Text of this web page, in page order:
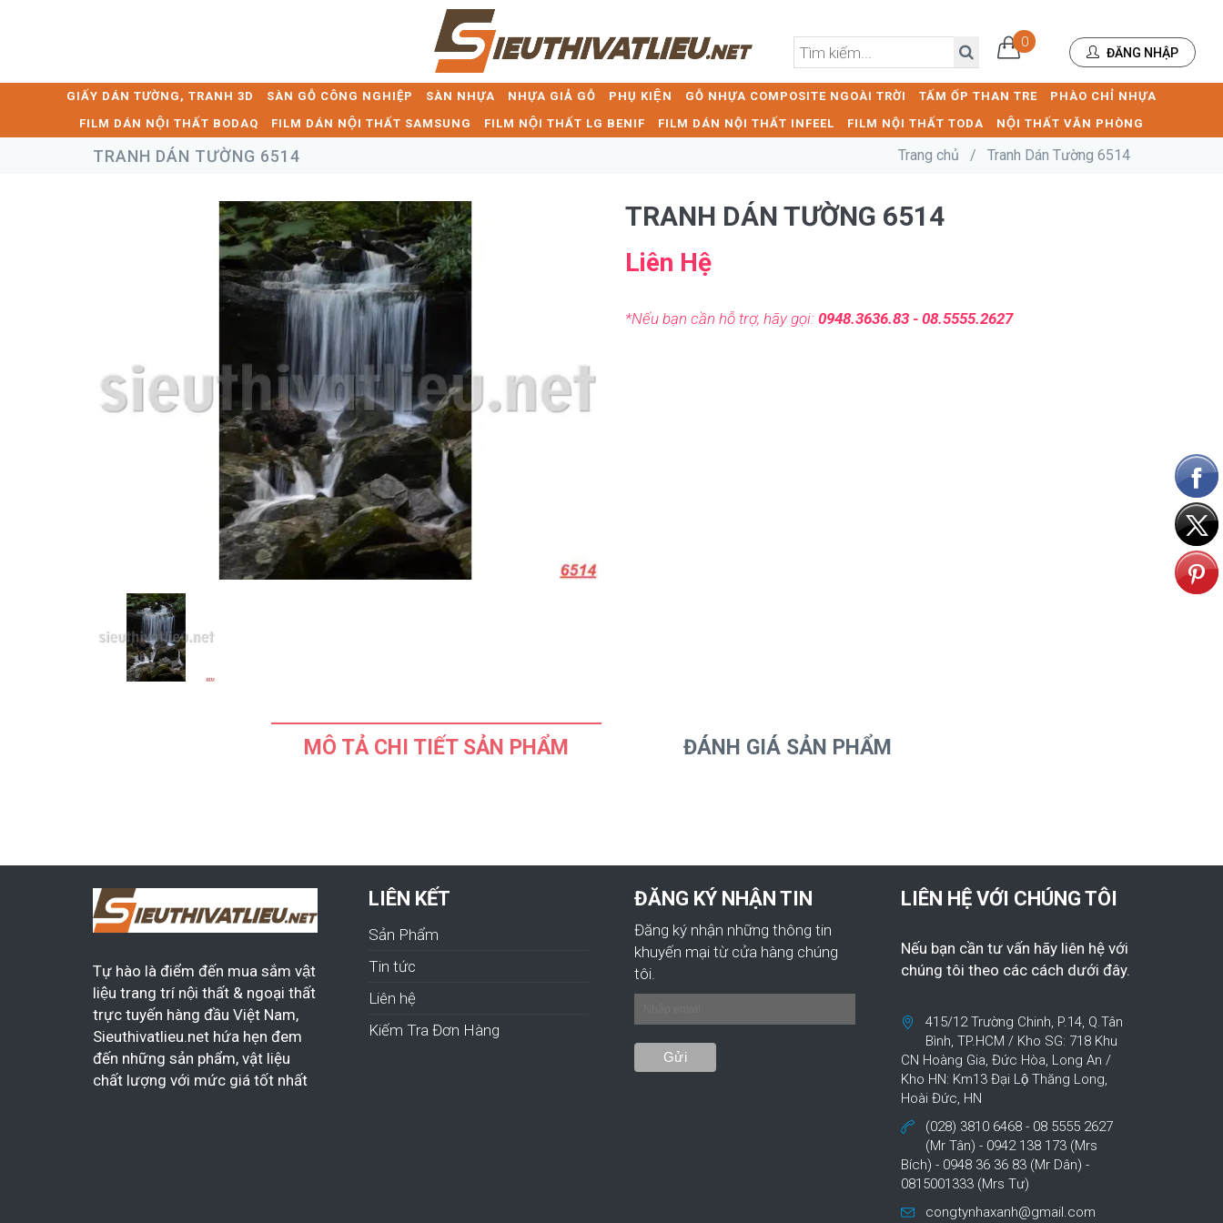
0
ĐĂNG NHẬP
GIẤY DÁN TƯỜNG, TRANH 3D SÀN GỖ CÔNG NGHIỆP SÀN NHỰA NHỰA GIẢ GỖ PHỤ KIỆN GỖ NHỰA COMPOSITE NGOÀI TRỜI TẤM ỐP THAN TRE
PHÀO CHỈ NHỰA
FILM DÁN NỘI THẤT BODAQ
FILM DÁN NỘI THẤT SAMSUNG FILM NỘI THẤT LG BENIF FILM DÁN NỘI THẤT INFEEL FILM NỘI THẤT TODA NỘI THẤT VĂN PHÒNG
TRANH DÁN TƯỜNG 6514 Trang chủ / Tranh Dán Tường 6514
TRANH DÁN TƯỜNG 6514
Liên Hệ
*Nếu bạn cần hỗ trợ, hãy gọi: 0948.3636.83 - 08.5555.2627
MÔ TẢ CHI TIẾT SẢN PHẨM ĐÁNH GIÁ SẢN PHẨM
Tự hào là điểm đến mua sắm vật
liệu trang trí nội thất & ngoại thất
trực tuyến hàng đầu Việt Nam,
Sieuthivatlieu.net hứa hẹn đem
đến những sản phẩm, vật liệu
chất lượng với mức giá tốt nhất
LIÊN KẾT
Sản Phẩm
Tin tức
Liên hệ
Kiếm Tra Đơn Hàng
ĐĂNG KÝ NHẬN TIN
Đăng ký nhận những thông tin
khuyến mại từ cửa hàng chúng
tôi.
LIÊN HỆ VỚI CHÚNG TÔI
Nếu bạn cần tư vấn hãy liên hệ với
chúng tôi theo các cách dưới đây.
415/12 Trường Chinh, P.14, Q.Tân
Bình, TP.HCM / Kho SG: 718 Khu
CN Hoàng Gia, Đức Hòa, Long An /
Kho HN: Km13 Đại Lộ Thăng Long,
Hoài Đức, HN
(028) 3810 6468 - 08 5555 2627
(Mr Tân) - 0942 138 173 (Mrs
Bích) - 0948 36 36 83 (Mr Dân) -
0815001333 (Mrs Tư)
congtynhaxanh@gmail.com